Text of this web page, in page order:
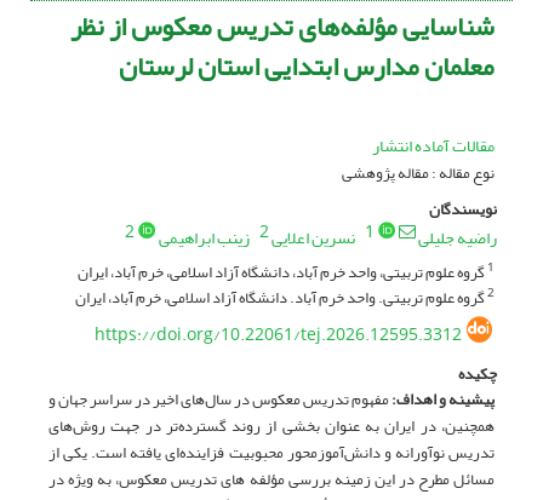
شناسایی مؤلفه‌های تدریس معکوس از نظر
معلمان مدارس ابتدایی استان لرستان
مقالات آماده انتشار
نوع مقاله : مقاله پژوهشی
نویسندگان
راضیه جلیلی 1 نسرین اعلایی2 زینب ابراهیمی 2
1گروه علوم تربیتی، واحد خرم آباد، دانشگاه آزاد اسلامی، خرم آباد، ایران
2گروه علوم تربیتی. واحد خرم آباد. دانشگاه آزاد اسلامی، خرم آباد، ایران
https://doi.org/10.22061/tej.2026.12595.3312
چکیده
پیشینه و اهداف:مفهوم تدریس معکوس در سال‌های اخیر در سراسر جهان و
همچنین، در ایران به ­عنوان بخشی از روند گسترده‌تر در جهت روش‌های
تدریس نوآورانه و دانش‌آموزمحور محبوبیت فزاینده‌ای یافته است. یکی از
مسائل مطرح در این زمینه بررسی مؤلفه­ های تدریس معکوس، به ­ویژه در